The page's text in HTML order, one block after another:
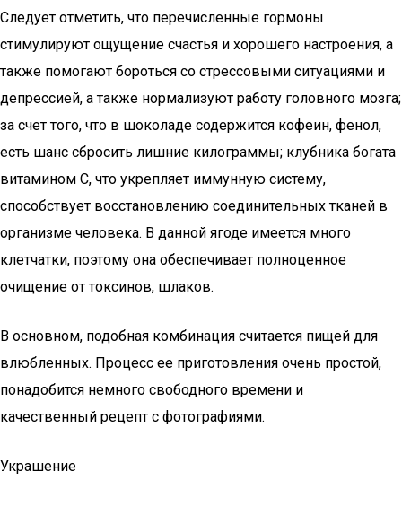
Следует отметить, что перечисленные гормоны
стимулируют ощущение счастья и хорошего настроения, а
также помогают бороться со стрессовыми ситуациями и
депрессией, а также нормализуют работу головного мозга;
за счет того, что в шоколаде содержится кофеин, фенол,
есть шанс сбросить лишние килограммы; клубника богата
витамином С, что укрепляет иммунную систему,
способствует восстановлению соединительных тканей в
организме человека. В данной ягоде имеется много
клетчатки, поэтому она обеспечивает полноценное
очищение от токсинов, шлаков.
В основном, подобная комбинация считается пищей для
влюбленных. Процесс ее приготовления очень простой,
понадобится немного свободного времени и
качественный рецепт с фотографиями.
Украшение